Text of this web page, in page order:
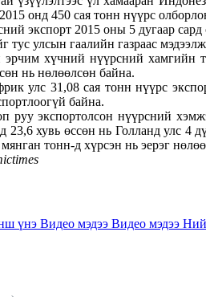
онд 450 сая тонн нүүрс
экспорт 2015 оны 5 дугаар
тус улсын гаалийн газраас
хүчний нүүрсний хамгийн
нь нөлөөлсөн байна.
улс 31,08 сая тонн нүүрс
байна.
экспортолсон нүүрсний
23,6 хувь өссөн нь Голланд улс
тонн-д хүрсэн нь эерэг
үнэ Видео мэдээ Видео мэдээ